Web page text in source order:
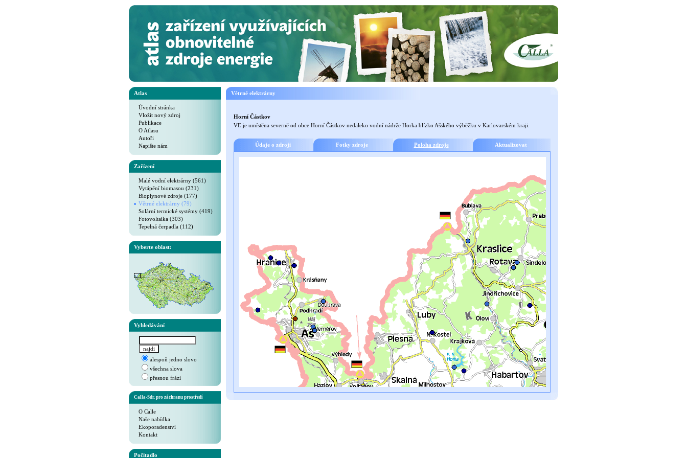
Atlas
Úvodní stránka
Vložit nový zdroj
Publikace
O Atlasu
Autoři
Napište nám
Zařízení
Malé vodní elektrárny (561)
Vytápění biomasou (231)
Bioplynové zdroje (177)
Větrné elektrárny (79)
Solární termické systémy (419)
Fotovoltaika (303)
Tepelná čerpadla (112)
Vyberte oblast:
Vyhledávání
alespoň jedno slovo
všechna slova
přesnou frázi
Calla-Sdr. pro záchranu prostředí
O Calle
Naše nabídka
Ekoporadenství
Kontakt
Počítadlo
Větrné elektrárny
Horní Částkov
VE je umístěna severně od obce Horní Částkov nedaleko vodní nádrže Horka blízko Ašského výběžku v Karlovarském kraji.
Údaje o zdroji Fotky zdroje Poloha zdroje Aktualizovat